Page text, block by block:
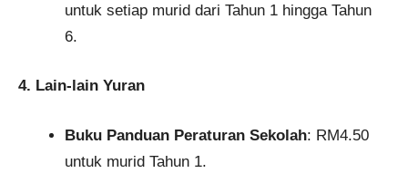
untuk setiap murid dari Tahun 1 hingga Tahun
6.​
4. Lain-lain Yuran
Buku Panduan Peraturan Sekolah: RM4.50
untuk murid Tahun 1.​